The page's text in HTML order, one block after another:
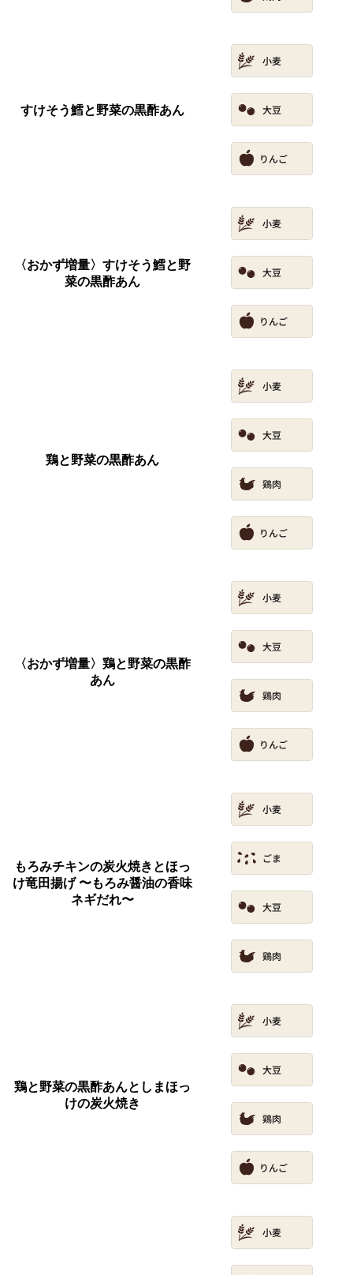
すけそう鱈と野菜の黒酢あん
〈おかず増量〉すけそう鱈と野
菜の黒酢あん
鶏と野菜の黒酢あん
〈おかず増量〉鶏と野菜の黒酢
あん
もろみチキンの炭火焼きとほっ
け竜田揚げ 〜もろみ醤油の香味
ネギだれ〜
鶏と野菜の黒酢あんとしまほっ
けの炭火焼き